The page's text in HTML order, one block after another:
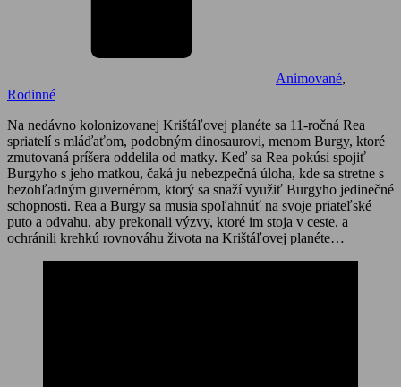
Animované,
Rodinné
Na nedávno kolonizovanej Krištáľovej planéte sa 11-ročná Rea
spriatelí s mláďaťom, podobným dinosaurovi, menom Burgy, ktoré
zmutovaná príšera oddelila od matky. Keď sa Rea pokúsi spojiť
Burgyho s jeho matkou, čaká ju nebezpečná úloha, kde sa stretne s
bezohľadným guvernérom, ktorý sa snaží využiť Burgyho jedinečné
schopnosti. Rea a Burgy sa musia spoľahnúť na svoje priateľské
puto a odvahu, aby prekonali výzvy, ktoré im stoja v ceste, a
ochránili krehkú rovnováhu života na Krištáľovej planéte…